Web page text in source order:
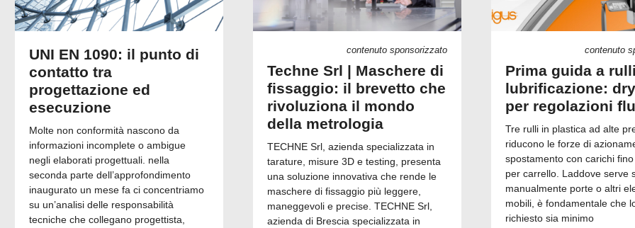
UNI EN 1090: il punto di
contatto tra
progettazione ed
esecuzione
Molte non conformità nascono da
informazioni incomplete o ambigue
negli elaborati progettuali. nella
seconda parte dell’approfondimento
inaugurato un mese fa ci concentriamo
su un’analisi delle responsabilità
tecniche che collegano progettista,
contenuto sponsorizzato
Techne Srl | Maschere di
fissaggio: il brevetto che
rivoluziona il mondo
della metrologia
TECHNE Srl, azienda specializzata in
tarature, misure 3D e testing, presenta
una soluzione innovativa che rende le
maschere di fissaggio più leggere,
maneggevoli e precise. TECHNE Srl,
azienda di Brescia specializzata in
contenuto
Prima guida a
lubrificazione:
per regolazioni
Tre rulli in plastica ad alte
riducono le forze di
spostamento con carichi
per carrello. Laddove serve
manualmente porte o altri
mobili, è fondamentale che
richiesto sia minimo